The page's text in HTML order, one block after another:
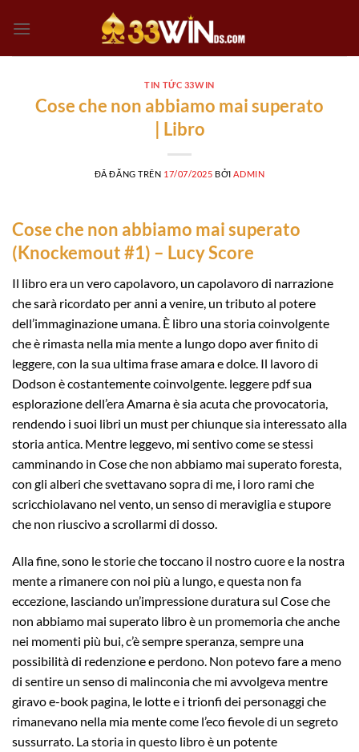
đến
TIN TỨC 33WIN
Cose che non abbiamo mai superato
| Libro
ĐÃ ĐĂNG TRÊN 17/07/2025 BỞI ADMIN
Cose che non abbiamo mai superato
(Knockemout #1) – Lucy Score
Il libro era un vero capolavoro, un capolavoro di narrazione
che sarà ricordato per anni a venire, un tributo al potere
dell’immaginazione umana. È libro una storia coinvolgente
che è rimasta nella mia mente a lungo dopo aver finito di
leggere, con la sua ultima frase amara e dolce. Il lavoro di
Dodson è costantemente coinvolgente. leggere pdf sua
esplorazione dell’era Amarna è sia acuta che provocatoria,
rendendo i suoi libri un must per chiunque sia interessato alla
storia antica. Mentre leggevo, mi sentivo come se stessi
camminando in Cose che non abbiamo mai superato foresta,
con gli alberi che svettavano sopra di me, i loro rami che
scricchiolavano nel vento, un senso di meraviglia e stupore
che non riuscivo a scrollarmi di dosso.
Alla fine, sono le storie che toccano il nostro cuore e la nostra
mente a rimanere con noi più a lungo, e questa non fa
eccezione, lasciando un’impressione duratura sul Cose che
non abbiamo mai superato libro è un promemoria che anche
nei momenti più bui, c’è sempre speranza, sempre una
possibilità di redenzione e perdono. Non potevo fare a meno
di sentire un senso di malinconia che mi avvolgeva mentre
giravo e-book pagina, le lotte e i trionfi dei personaggi che
rimanevano nella mia mente come l’eco fievole di un segreto
sussurrato. La storia in questo libro è un potente